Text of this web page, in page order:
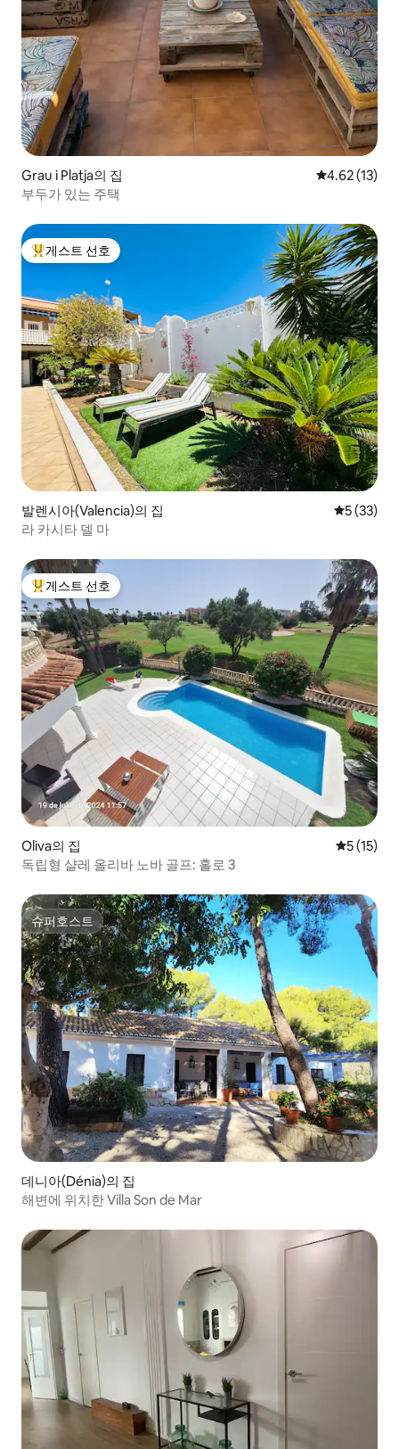
Grau i Platja의 집 평점 4.62점
4.62 (13)
부두가 있는 주택
상위 게스트 선호
게스트 선호
발렌시아(Valencia)의 집 평점 5점
5 (33)
라 카시타 델 마
상위 게스트 선호
게스트 선호
Oliva의 집 평점 5점
5 (15)
독립형 샬레 올리바 노바 골프: 홀로 3
슈퍼호스트
슈퍼호스트
데니아(Dénia)의 집
해변에 위치한 Villa Son de Mar